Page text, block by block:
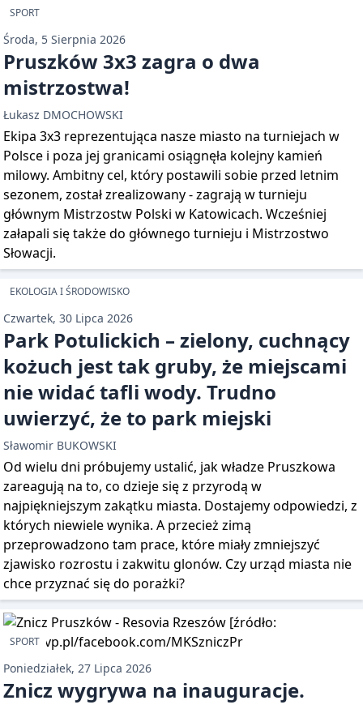
SPORT
Środa, 5 Sierpnia 2026
Pruszków 3x3 zagra o dwa
mistrzostwa!
Łukasz DMOCHOWSKI
Ekipa 3x3 reprezentująca nasze miasto na turniejach w
Polsce i poza jej granicami osiągnęła kolejny kamień
milowy. Ambitny cel, który postawili sobie przed letnim
sezonem, został zrealizowany - zagrają w turnieju
głównym Mistrzostw Polski w Katowicach. Wcześniej
załapali się także do głównego turnieju i Mistrzostwo
Słowacji.
EKOLOGIA I ŚRODOWISKO
Czwartek, 30 Lipca 2026
Park Potulickich – zielony, cuchnący
kożuch jest tak gruby, że miejscami
nie widać tafli wody. Trudno
uwierzyć, że to park miejski
Sławomir BUKOWSKI
Od wielu dni próbujemy ustalić, jak władze Pruszkowa
zareagują na to, co dzieje się z przyrodą w
najpiękniejszym zakątku miasta. Dostajemy odpowiedzi, z
których niewiele wynika. A przecież zimą
przeprowadzono tam prace, które miały zmniejszyć
zjawisko rozrostu i zakwitu glonów. Czy urząd miasta nie
chce przyznać się do porażki?
SPORT
Poniedziałek, 27 Lipca 2026
Znicz wygrywa na inauguracje.